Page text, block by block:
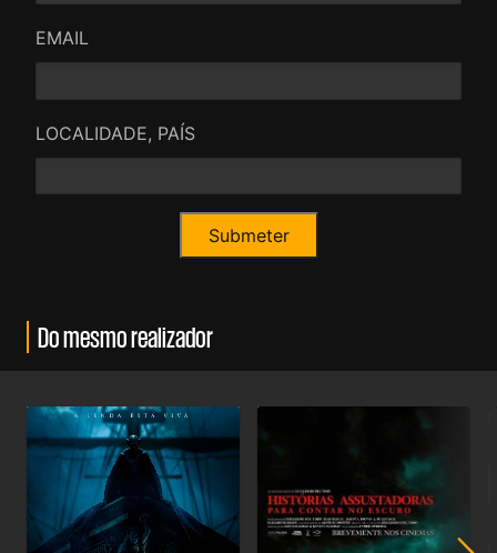
EMAIL
LOCALIDADE, PAÍS
Do mesmo realizador